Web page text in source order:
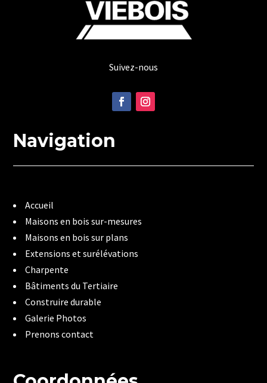
Suivez-nous
Navigation
Accueil
Maisons en bois sur-mesures
Maisons en bois sur plans
Extensions et surélévations
Charpente
Bâtiments du Tertiaire
Construire durable
Galerie Photos
Prenons contact